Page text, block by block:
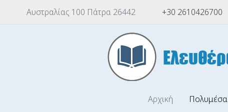
Αυστραλίας 100 Πάτρα 26442 +30 2610426700
Αρχική Πολυμέσα